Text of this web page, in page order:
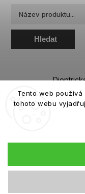
Tento web
tohoto webu
Hledat
Copyright 2026